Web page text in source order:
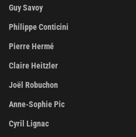
Guy Savoy
Philippe Conticini
Pierre Hermé
Claire Heitzler
Joël Robuchon
Anne-Sophie Pic
Cyril Lignac